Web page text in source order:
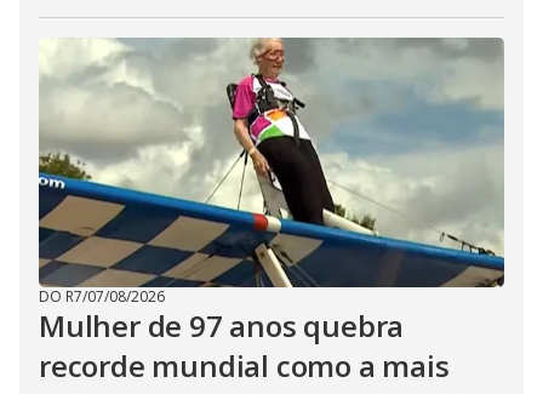
DO R7/07/08/2026
Mulher de 97 anos quebra
recorde mundial como a mais